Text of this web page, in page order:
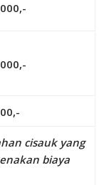
cisauk yang
biaya